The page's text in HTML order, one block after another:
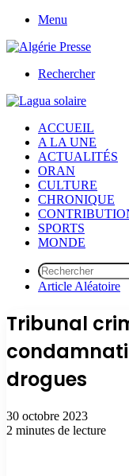
Menu
Rechercher
ACCUEIL
A LA UNE
ACTUALITÉS
ORAN
CULTURE
CHRONIQUE
SPORTS
MONDE
Article Aléatoire
Tribunal
drogues
30 octobre 2023
2 minutes de lecture